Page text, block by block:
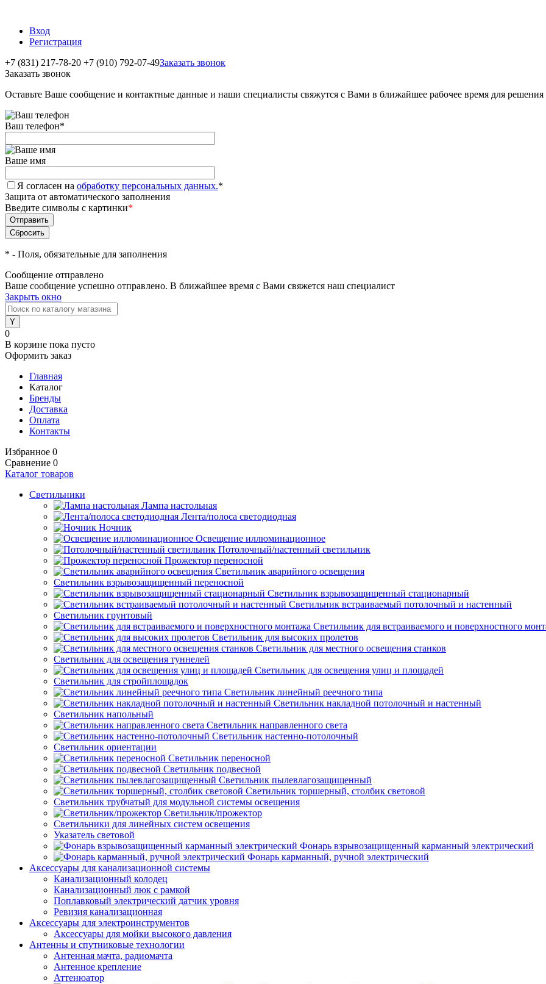
Вход
Регистрация
+7 (831) 217-78-20 +7 (910) 792-07-49Заказать звонок
Заказать звонок
Оставьте Ваше сообщение и контактные данные и наши специалисты свяжутся с Вами в ближайшее рабочее время для
Ваш телефон*
Ваше имя
Я согласен на обработку персональных данных.*
Защита от автоматического заполнения
Введите символы с картинки*
* - Поля, обязательные для заполнения
Сообщение отправлено
Ваше сообщение успешно отправлено. В ближайшее время с Вами свяжется наш специалист
Закрыть окно
0
В корзине пока пусто
Оформить заказ
Главная
Каталог
Бренды
Доставка
Оплата
Контакты
Избранное 0
Сравнение 0
Каталог товаров
Светильники
Лампа настольная
Лента/полоса светодиодная
Ночник
Освещение иллюминационное
Потолочный/настенный светильник
Прожектор переносной
Светильник аварийного освещения
Светильник взрывозащищенный переносной
Светильник взрывозащищенный стационарный
Светильник встраиваемый потолочный и настенный
Светильник грунтовый
Светильник для встраиваемого и поверхностного
Светильник для высоких пролетов
Светильник для местного освещения станков
Светильник для освещения туннелей
Светильник для освещения улиц и площадей
Светильник для стройплощадок
Светильник линейный реечного типа
Светильник накладной потолочный и настенный
Светильник напольный
Светильник направленного света
Светильник настенно-потолочный
Светильник ориентации
Светильник переносной
Светильник подвесной
Светильник пылевлагозащищенный
Светильник торшерный, столбик световой
Светильник трубчатый для модульной системы освещения
Светильник/прожектор
Светильники для линейных систем освещения
Указатель световой
Фонарь взрывозащищенный карманный электрический
Фонарь карманный, ручной электрический
Аксессуары для канализационной системы
Канализационный колодец
Канализационный люк с рамкой
Поплавковый электрический датчик уровня
Ревизия канализационная
Аксессуары для электроинструментов
Аксессуары для мойки высокого давления
Антенны и спутниковые технологии
Антенная мачта, радиомачта
Антенное крепление
Аттенюатор